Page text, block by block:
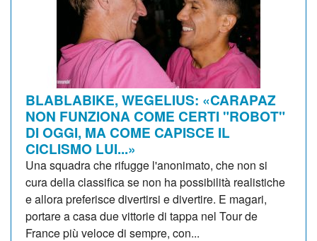
BLABLABIKE, WEGELIUS: «CARAPAZ
NON FUNZIONA COME CERTI "ROBOT"
DI OGGI, MA COME CAPISCE IL
CICLISMO LUI...»
Una squadra che rifugge l'anonimato, che non si
cura della classifica se non ha possibilità realistiche
e allora preferisce divertirsi e divertire. E magari,
portare a casa due vittorie di tappa nel Tour de
France più veloce di sempre, con...